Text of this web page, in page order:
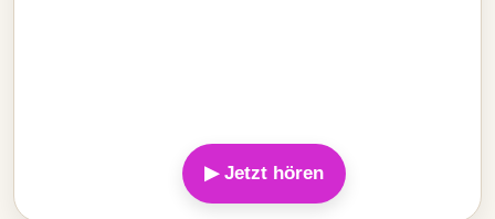
▶ Jetzt hören